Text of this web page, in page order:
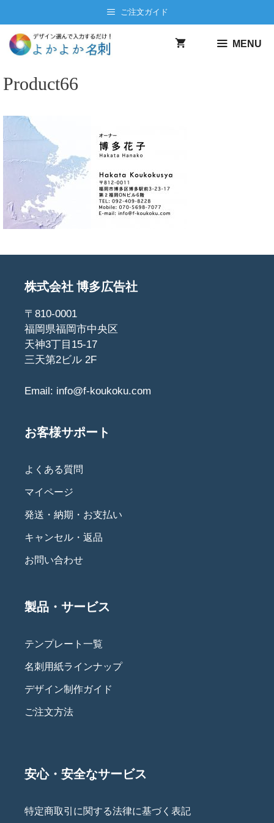
ン
へ
キ
ご注文ガイド
MENU
Product66
株式会社 博多広告社
〒810-0001
福岡県福岡市中央区
天神3丁目15-17
三天第2ビル 2F
Email: info@f-koukoku.com
お客様サポート
よくある質問
マイページ
発送・納期・お支払い
キャンセル・返品
お問い合わせ
製品・サービス
テンプレート一覧
名刺用紙ラインナップ
デザイン制作ガイド
ご注文方法
安心・安全なサービス
特定商取引に関する法律に基づく表記